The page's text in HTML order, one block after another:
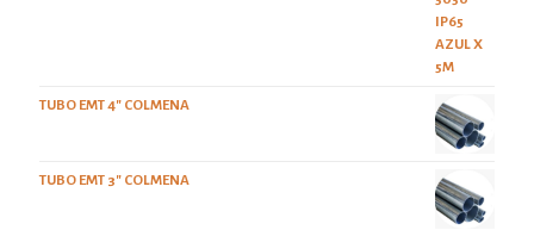
TUBO EMT 4" COLMENA
TUBO EMT 3" COLMENA